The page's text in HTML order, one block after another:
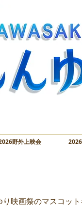
野外上映会
映画祭のマスコッ